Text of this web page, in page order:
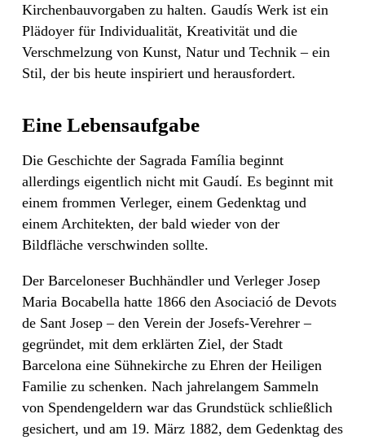
Kirchenbauvorgaben zu halten. Gaudís Werk ist ein
Plädoyer für Individualität, Kreativität und die
Verschmelzung von Kunst, Natur und Technik – ein
Stil, der bis heute inspiriert und herausfordert.
Eine Lebensaufgabe
Die Geschichte der Sagrada Família beginnt
allerdings eigentlich nicht mit Gaudí. Es beginnt mit
einem frommen Verleger, einem Gedenktag und
einem Architekten, der bald wieder von der
Bildfläche verschwinden sollte.
Der Barceloneser Buchhändler und Verleger Josep
Maria Bocabella hatte 1866 den Asociació de Devots
de Sant Josep – den Verein der Josefs-Verehrer –
gegründet, mit dem erklärten Ziel, der Stadt
Barcelona eine Sühnekirche zu Ehren der Heiligen
Familie zu schenken. Nach jahrelangem Sammeln
von Spendengeldern war das Grundstück schließlich
gesichert, und am 19. März 1882, dem Gedenktag des